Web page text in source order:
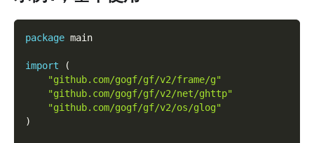
package main
import
(
"github.com/gogf/gf/v2/frame/g"
"github.com/gogf/gf/v2/net/ghttp"
"github.com/gogf/gf/v2/os/glog"
)